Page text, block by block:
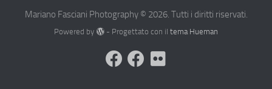
Mariano Fasciani Photography © 2026. Tutti i diritti riservati.
Powered by - Progettato con il tema Hueman